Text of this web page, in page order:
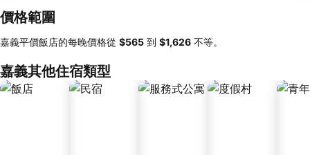
價格範圍
嘉義平價飯店的每晚價格從 ‎$565 到 ‎$1,626 不等。
嘉義其他住宿類型